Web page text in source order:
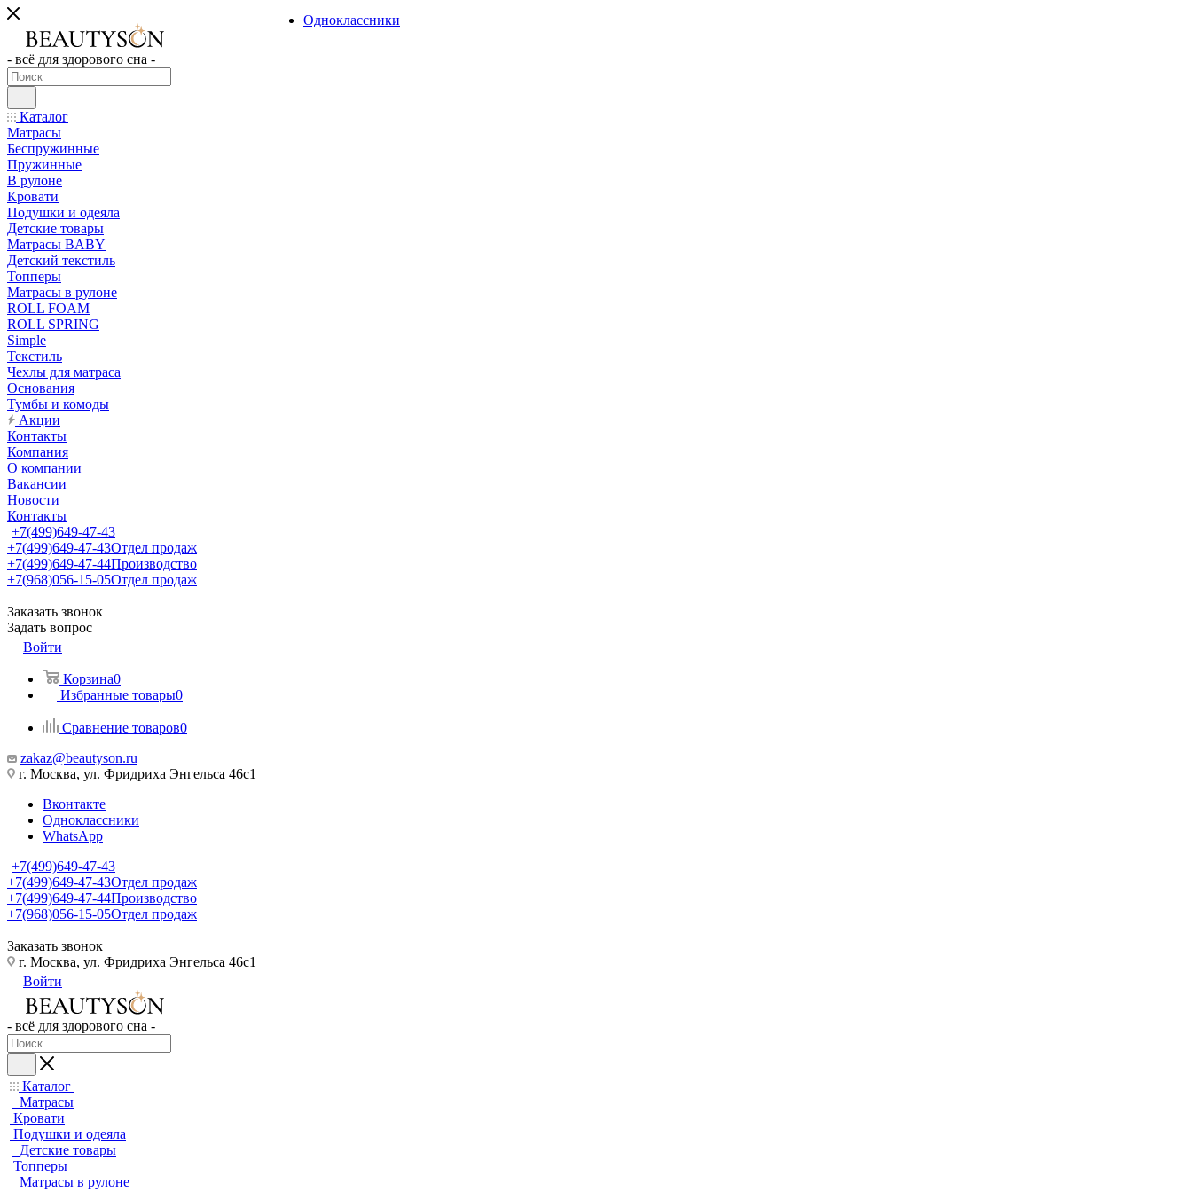
- всё для здорового сна -
Каталог
Матрасы
Беспружинные
Пружинные
В рулоне
Кровати
Подушки и одеяла
Детские товары
Матрасы BABY
Детский текстиль
Топперы
Матрасы в рулоне
ROLL FOAM
ROLL SPRING
Simple
Текстиль
Чехлы для матраса
Основания
Тумбы и комоды
Акции
Контакты
Компания
О компании
Вакансии
Новости
Контакты
+7(499)649-47-43
+7(499)649-47-43Отдел продаж
+7(499)649-47-44Производство
+7(968)056-15-05Отдел продаж
Заказать звонок
Задать вопрос
Войти
Корзина0
Избранные товары0
Сравнение товаров0
zakaz@beautyson.ru
г. Москва, ул. Фридриха Энгельса 46с1
Вконтакте
Одноклассники
WhatsApp
+7(499)649-47-43
+7(499)649-47-43Отдел продаж
+7(499)649-47-44Производство
+7(968)056-15-05Отдел продаж
Заказать звонок
Одноклассники
г. Москва, ул. Фридриха Энгельса 46с1
Войти
- всё для здорового сна -
Каталог
Матрасы
Кровати
Подушки и одеяла
Детские товары
Топперы
Матрасы в рулоне